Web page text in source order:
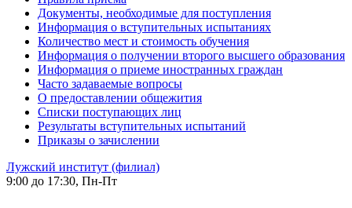
Документы, необходимые для поступления
Информация о вступительных испытаниях
Количество мест и стоимость обучения
Информация о получении второго высшего образования
Информация о приеме иностранных граждан
Часто задаваемые вопросы
О предоставлении общежития
Списки поступающих лиц
Результаты вступительных испытаний
Приказы о зачислении
Лужский институт (филиал)
9:00 до 17:30, Пн-Пт